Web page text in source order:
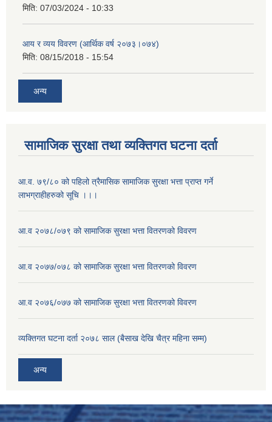
मिति: 07/03/2024 - 10:33
आय र व्यय विवरण (आर्थिक वर्ष २०७३।०७४)
मिति: 08/15/2018 - 15:54
अन्य
सामाजिक सुरक्षा तथा व्यक्तिगत घटना दर्ता
आ.व. ७९/८० को पहिलो त्रैमासिक सामाजिक सुरक्षा भत्ता प्राप्त गर्ने
लाभग्राहीहरुको सूचि ।।।
आ.व २०७८/०७९ को सामाजिक सुरक्षा भत्ता वितरणको विवरण
आ.व २०७७/०७८ को सामाजिक सुरक्षा भत्ता वितरणको विवरण
आ.व २०७६/०७७ को सामाजिक सुरक्षा भत्ता वितरणको विवरण
व्यक्तिगत घटना दर्ता २०७८ साल (बैसाख देखि चैत्र महिना सम्म)
अन्य